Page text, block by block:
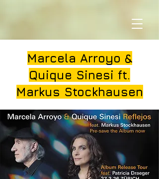
Marcela Arroyo &
Quique Sinesi ft.
Markus Stockhausen